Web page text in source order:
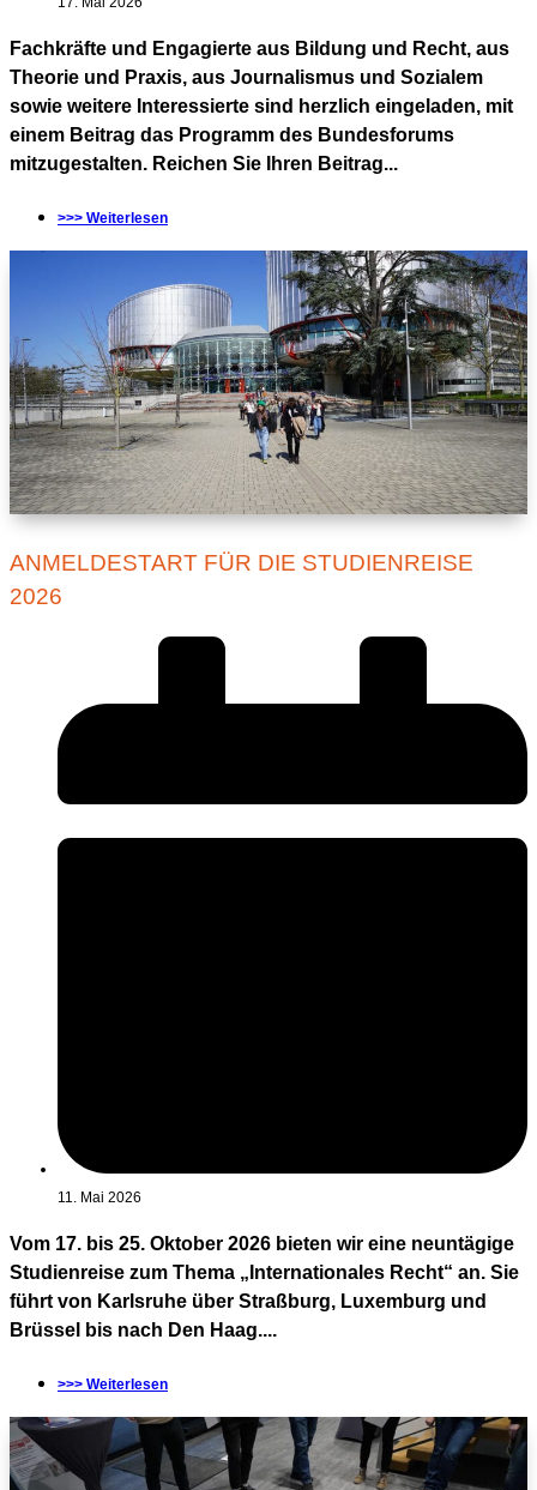
Fachkräfte und Engagierte aus Bildung und Recht, aus
Theorie und Praxis, aus Journalismus und Sozialem
sowie weitere Interessierte sind herzlich eingeladen, mit
einem Beitrag das Programm des Bundesforums
mitzugestalten. Reichen Sie Ihren Beitrag...
>>> Weiterlesen
ANMELDESTART FÜR DIE STUDIENREISE
2026
11. Mai 2026
Vom 17. bis 25. Oktober 2026 bieten wir eine neuntägige
Studienreise zum Thema „Internationales Recht“ an. Sie
führt von Karlsruhe über Straßburg, Luxemburg und
Brüssel bis nach Den Haag....
>>> Weiterlesen